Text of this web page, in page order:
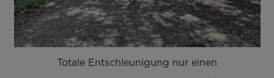
Totale Entschleunigung nur einen